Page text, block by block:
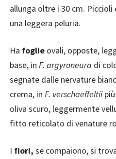
allunga oltre i 30 cm. Piccioli
una leggera peluria.
Ha foglie ovali, opposte,
base, in F. argyroneura di
segnate dalle nervature
crema, in F. verschaeffeltiipiù
oliva scuro, leggermente
fitto reticolato di venature
I fiori, se compaiono, si